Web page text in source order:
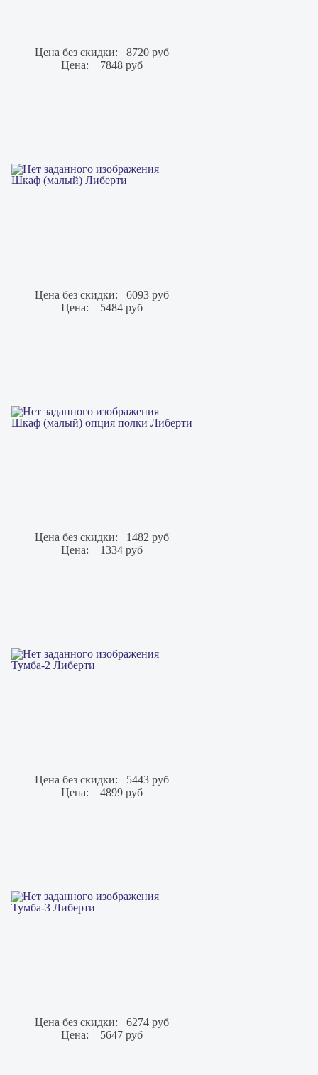
Цена без скидки:
8720 руб
Цена:
7848 руб
Шкаф (малый) Либерти
Цена без скидки:
6093 руб
Цена:
5484 руб
Шкаф (малый) опция полки Либерти
Цена без скидки:
1482 руб
Цена:
1334 руб
Тумба-2 Либерти
Цена без скидки:
5443 руб
Цена:
4899 руб
Тумба-3 Либерти
Цена без скидки:
6274 руб
Цена:
5647 руб